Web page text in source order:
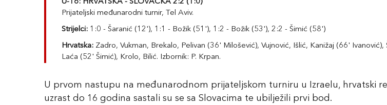
U-16: HRVATSKA - SLOVAČKA 2:2 (1:0)
Prijateljski međunarodni turnir, Tel Aviv.
Strijelci: 1:0 - Šaranić (12'), 1:1 - Božik (51'), 1:2 - Božik (53'), 2:2 - Šimić (58')
Hrvatska: Zadro, Vukman, Brekalo, Pelivan (36' Milošević), Vujnović, Išlić, Kanižaj (66' Ivanović),
Laća (52' Šimić), Krolo, Bilić. Izbornik: P. Krpan.
U prvom nastupu na međunarodnom prijateljskom turniru u Izraelu, hrvatski
uzrast do 16 godina sastali su se sa Slovacima te ubilježili prvi bod.